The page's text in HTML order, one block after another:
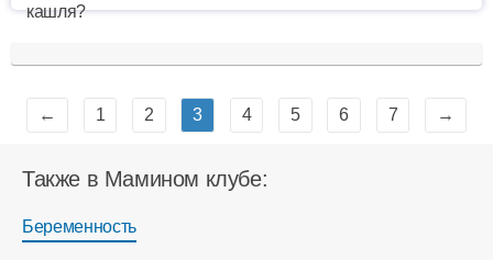
← 1 2 3 4 5 6 7 →
Также в Мамином клубе:
Беременность